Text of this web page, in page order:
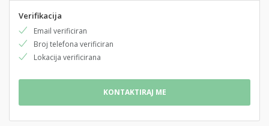
Verifikacija
Email verificiran
Broj telefona verificiran
Lokacija verificirana
KONTAKTIRAJ ME